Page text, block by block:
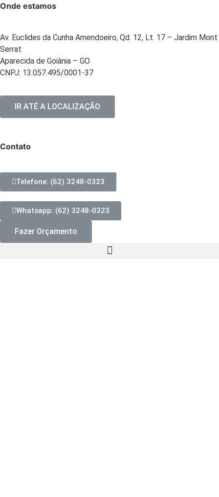
Onde estamos
Av. Euclides da Cunha Amendoeiro, Qd. 12, Lt. 17 – Jardim Mont
Serrat
Aparecida de Goiânia – GO
CNPJ: 13.057.495/0001-37
IR ATÉ A LOCALIZAÇÃO
Contato
Telefone: (62) 3248-0323
Whatsapp: (62) 3248-0323
Fazer Orçamento